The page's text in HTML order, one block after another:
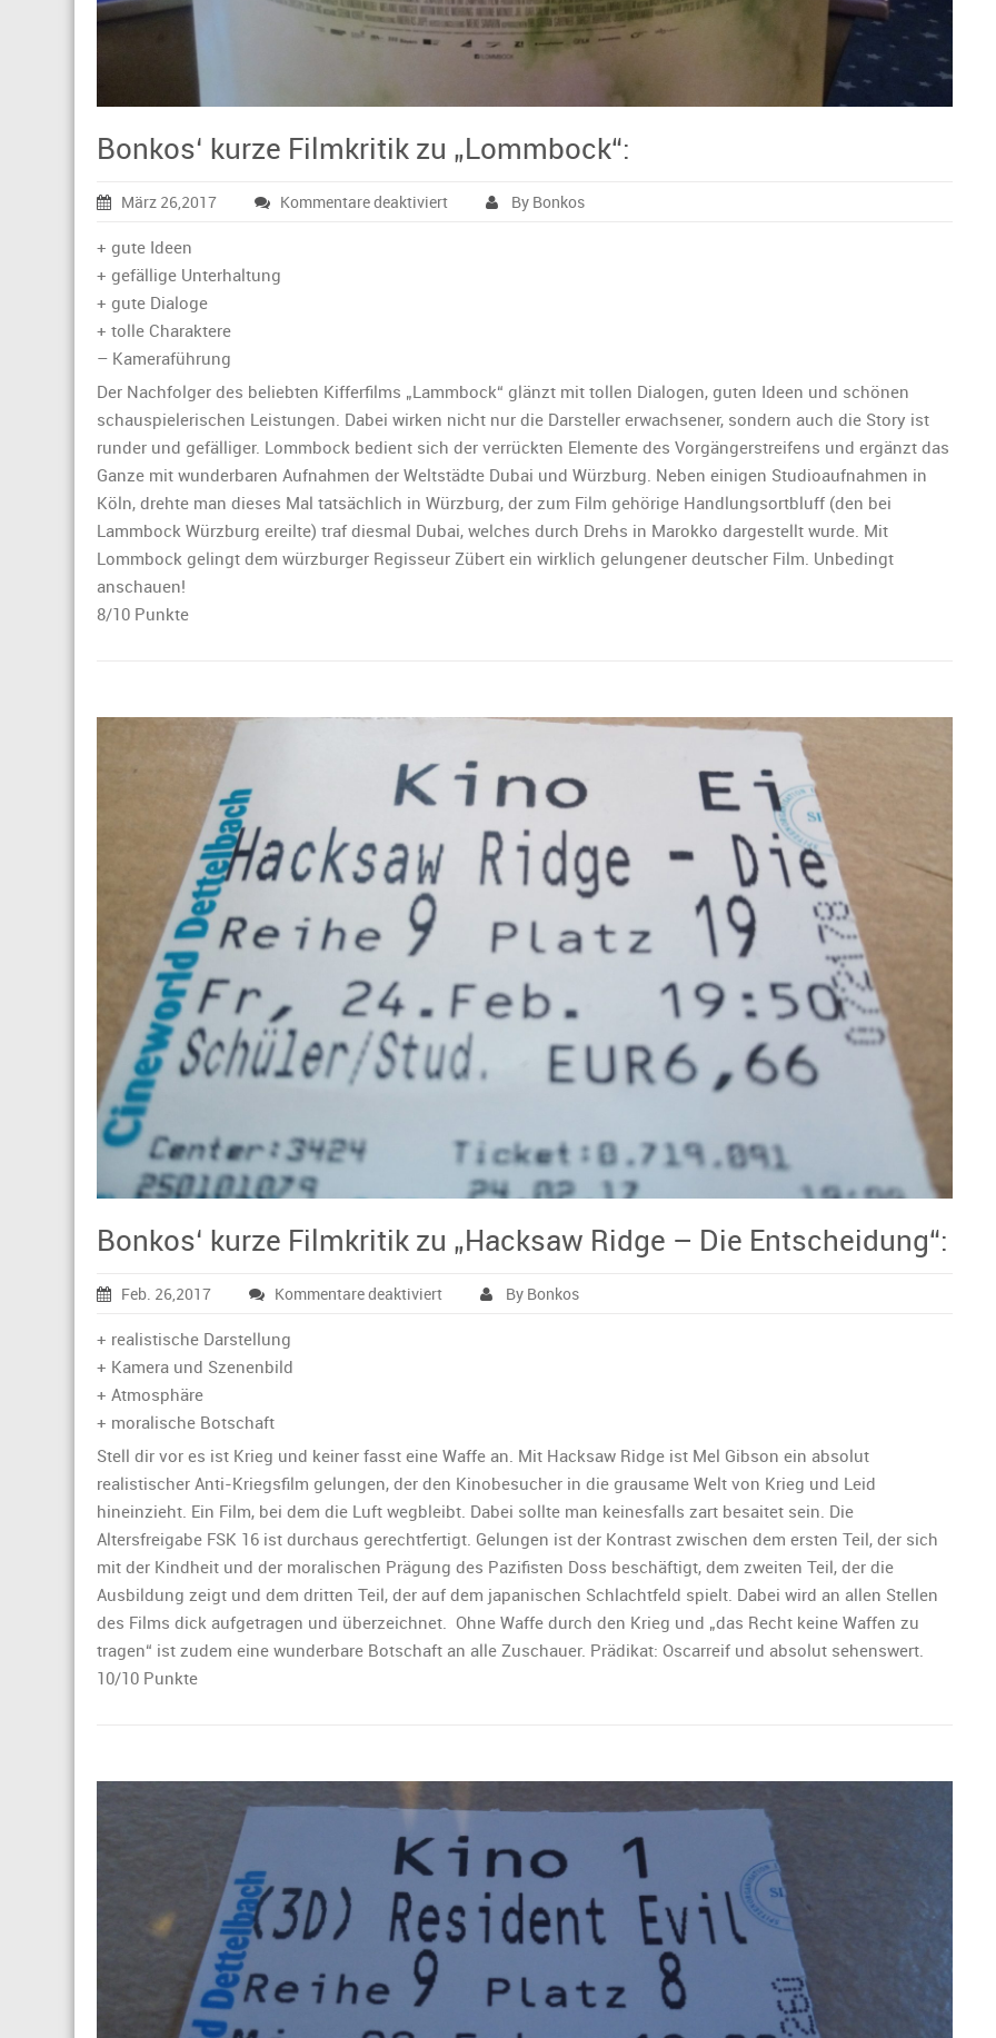
Bonkos‘ kurze Filmkritik zu „Lommbock“:
März 26,2017 Kommentare deaktiviertfür
By Bonkos
+ gute Ideen
+ gefällige Unterhaltung
+ gute Dialoge
+ tolle Charaktere
– Kameraführung
Der Nachfolger des beliebten Kifferfilms „Lammbock“ glänzt mit tollen Dialogen, guten Ideen und schönen
schauspielerischen Leistungen. Dabei wirken nicht nur die Darsteller erwachsener, sondern auch die Story ist
runder und gefälliger. Lommbock bedient sich der verrückten Elemente des Vorgängerstreifens und ergänzt das
Ganze mit wunderbaren Aufnahmen der Weltstädte Dubai und Würzburg. Neben einigen Studioaufnahmen in
Köln, drehte man dieses Mal tatsächlich in Würzburg, der zum Film gehörige Handlungsortbluff (den bei
Lammbock Würzburg ereilte) traf diesmal Dubai, welches durch Drehs in Marokko dargestellt wurde. Mit
Lommbock gelingt dem würzburger Regisseur Zübert ein wirklich gelungener deutscher Film. Unbedingt
anschauen!
8/10 Punkte
Bonkos‘ kurze Filmkritik zu „Hacksaw Ridge – Die Entscheidung“:
Feb. 26,2017 Kommentare deaktiviertfür
–
Entscheidung“:
By Bonkos
+ realistische Darstellung
+ Kamera und Szenenbild
+ Atmosphäre
+ moralische Botschaft
Stell dir vor es ist Krieg und keiner fasst eine Waffe an. Mit Hacksaw Ridge ist Mel Gibson ein absolut
realistischer Anti-Kriegsfilm gelungen, der den Kinobesucher in die grausame Welt von Krieg und Leid
hineinzieht. Ein Film, bei dem die Luft wegbleibt. Dabei sollte man keinesfalls zart besaitet sein. Die
Altersfreigabe FSK 16 ist durchaus gerechtfertigt. Gelungen ist der Kontrast zwischen dem ersten Teil, der sich
mit der Kindheit und der moralischen Prägung des Pazifisten Doss beschäftigt, dem zweiten Teil, der die
Ausbildung zeigt und dem dritten Teil, der auf dem japanischen Schlachtfeld spielt. Dabei wird an allen Stellen
des Films dick aufgetragen und überzeichnet. Ohne Waffe durch den Krieg und „das Recht keine Waffen zu
tragen“ ist zudem eine wunderbare Botschaft an alle Zuschauer. Prädikat: Oscarreif und absolut sehenswert.
10/10 Punkte